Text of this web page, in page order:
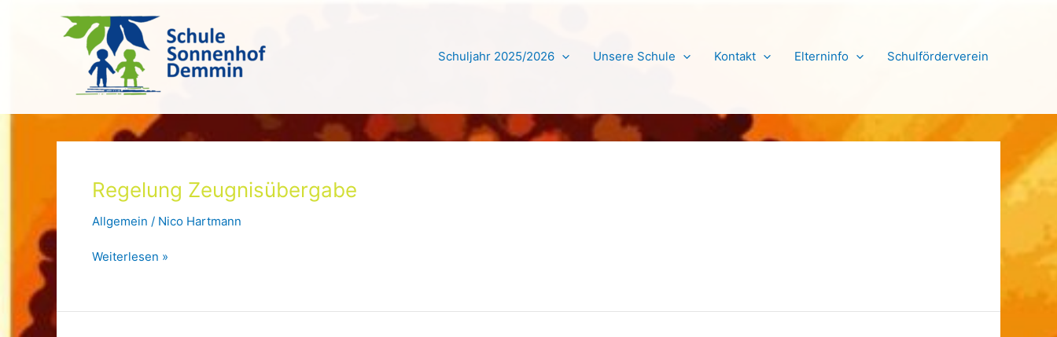
Schuljahr 2025/2026 Unsere Schule Kontakt Elterninfo Schulförderverein
Regelung Zeugnisübergabe
Allgemein / Nico Hartmann
Regelung
Weiterlesen »